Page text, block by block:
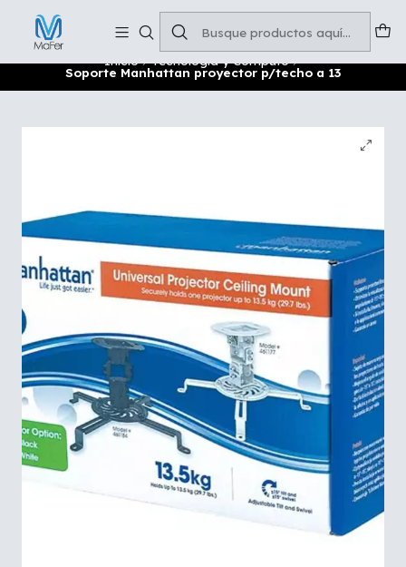
Inicio Tecnología y Cómputo
Soporte Manhattan proyector p/techo a 13